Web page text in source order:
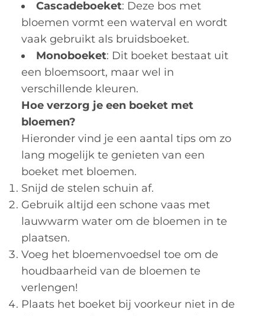
Cascadeboeket: Deze bos met
bloemen vormt een waterval en wordt
vaak gebruikt als bruidsboeket.
Monoboeket: Dit boeket bestaat uit
een bloemsoort, maar wel in
verschillende kleuren.
Hoe verzorg je een boeket met
bloemen?
Hieronder vind je een aantal tips om zo
lang mogelijk te genieten van een
boeket met bloemen.
Snijd de stelen schuin af.
Gebruik altijd een schone vaas met
lauwwarm water om de bloemen in te
plaatsen.
Voeg het bloemenvoedsel toe om de
houdbaarheid van de bloemen te
verlengen!
Plaats het boeket bij voorkeur niet in de